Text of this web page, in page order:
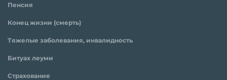
Пенсия
Конец жизни (смерть)
Тяжелые заболевания, инвалидность
Битуах леуми
Страхование